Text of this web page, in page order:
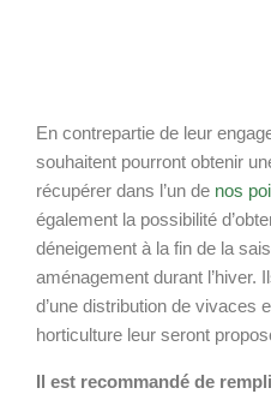
En contrepartie de leur
souhaitent pourront obtenir
récupérer dans l’un de nos
également la possibilité
déneigement à la fin de la
aménagement durant l’hiver.
d’une distribution de vivaces
horticulture leur seront
Il est recommandé de